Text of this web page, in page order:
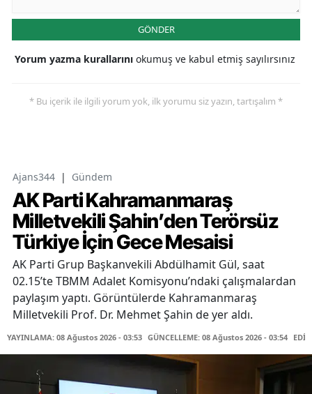
GÖNDER
Yorum yazma kurallarını okumuş ve kabul etmiş sayılırsınız
* Bu içerik ile ilgili yorum yok, ilk yorumu siz yazın, tartışalım *
Ajans344 | Gündem
AK Parti Kahramanmaraş
Milletvekili Şahin’den Terörsüz
Türkiye İçin Gece Mesaisi
AK Parti Grup Başkanvekili Abdülhamit Gül, saat
02.15’te TBMM Adalet Komisyonu’ndaki çalışmalardan
paylaşım yaptı. Görüntülerde Kahramanmaraş
Milletvekili Prof. Dr. Mehmet Şahin de yer aldı.
YAYINLAMA: 08 Ağustos 2026 - 03:53 GÜNCELLEME: 08 Ağustos 2026 - 03:54